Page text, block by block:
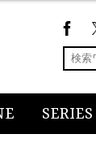
SERIES